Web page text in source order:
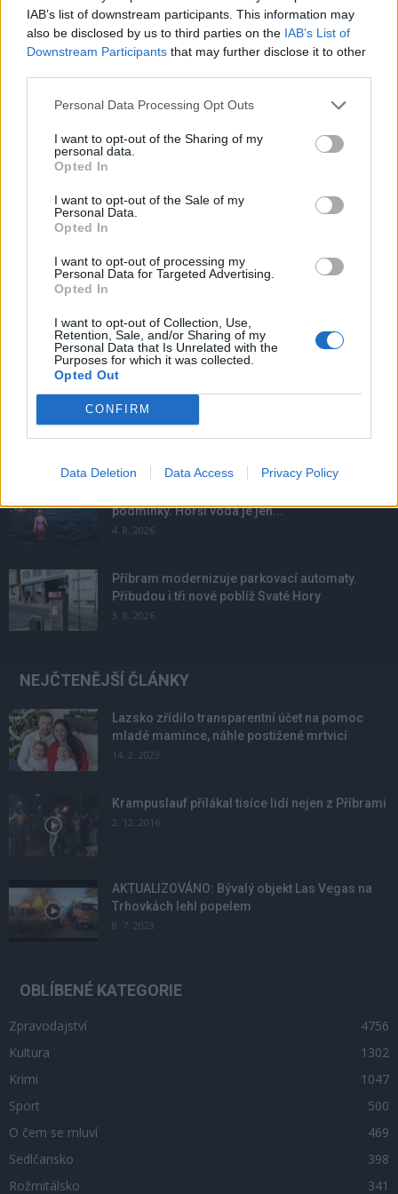
IAB’s list of downstream participants. This information may
also be disclosed by us to third parties on the IAB’s List of
Downstream Participants that may further disclose it to other
Personal Data Processing Opt Outs
I want to opt-out of the Sharing of my
personal data.
Opted In
I want to opt-out of the Sale of my
Personal Data.
Opted In
I want to opt-out of processing my
Personal Data for Targeted Advertising.
Opted In
I want to opt-out of Collection, Use,
Retention, Sale, and/or Sharing of my
Personal Data that Is Unrelated with the
Purposes for which it was collected.
Opted Out
CONFIRM
Data Deletion Data Access Privacy Policy
NOVINKY
Obděnice vzpomínaly na filmovou legendu
6. 8. 2026
podmínky. Horší voda je jen...
4. 8. 2026
Příbram modernizuje parkovací automaty.
Přibudou i tři nové poblíž Svaté Hory
3. 8. 2026
NEJČTENĚJŠÍ ČLÁNKY
Lazsko zřídilo transparentní účet na pomoc
mladé mamince, náhle postižené mrtvicí
14. 2. 2023
Krampuslauf přilákal tisíce lidí nejen z Příbrami
2. 12. 2016
AKTUALIZOVÁNO: Bývalý objekt Las Vegas na
Trhovkách lehl popelem
8. 7. 2023
OBLÍBENÉ KATEGORIE
Zpravodajství
4756
Kultura
1302
Krimi
1047
Sport
500
O čem se mluví
469
Sedlčansko
398
Rožmitálsko
341